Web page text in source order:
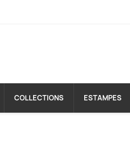
COLLECTIONS ESTAMPES